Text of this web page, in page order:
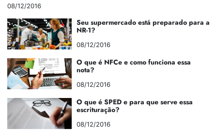
08/12/2016
Seu supermercado está preparado para a
NR-1?
08/12/2016
O que é NFCe e como funciona essa
nota?
08/12/2016
O que é SPED e para que serve essa
escrituração?
08/12/2016